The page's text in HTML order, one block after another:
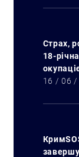
Страх,
18-
16 / 06 /